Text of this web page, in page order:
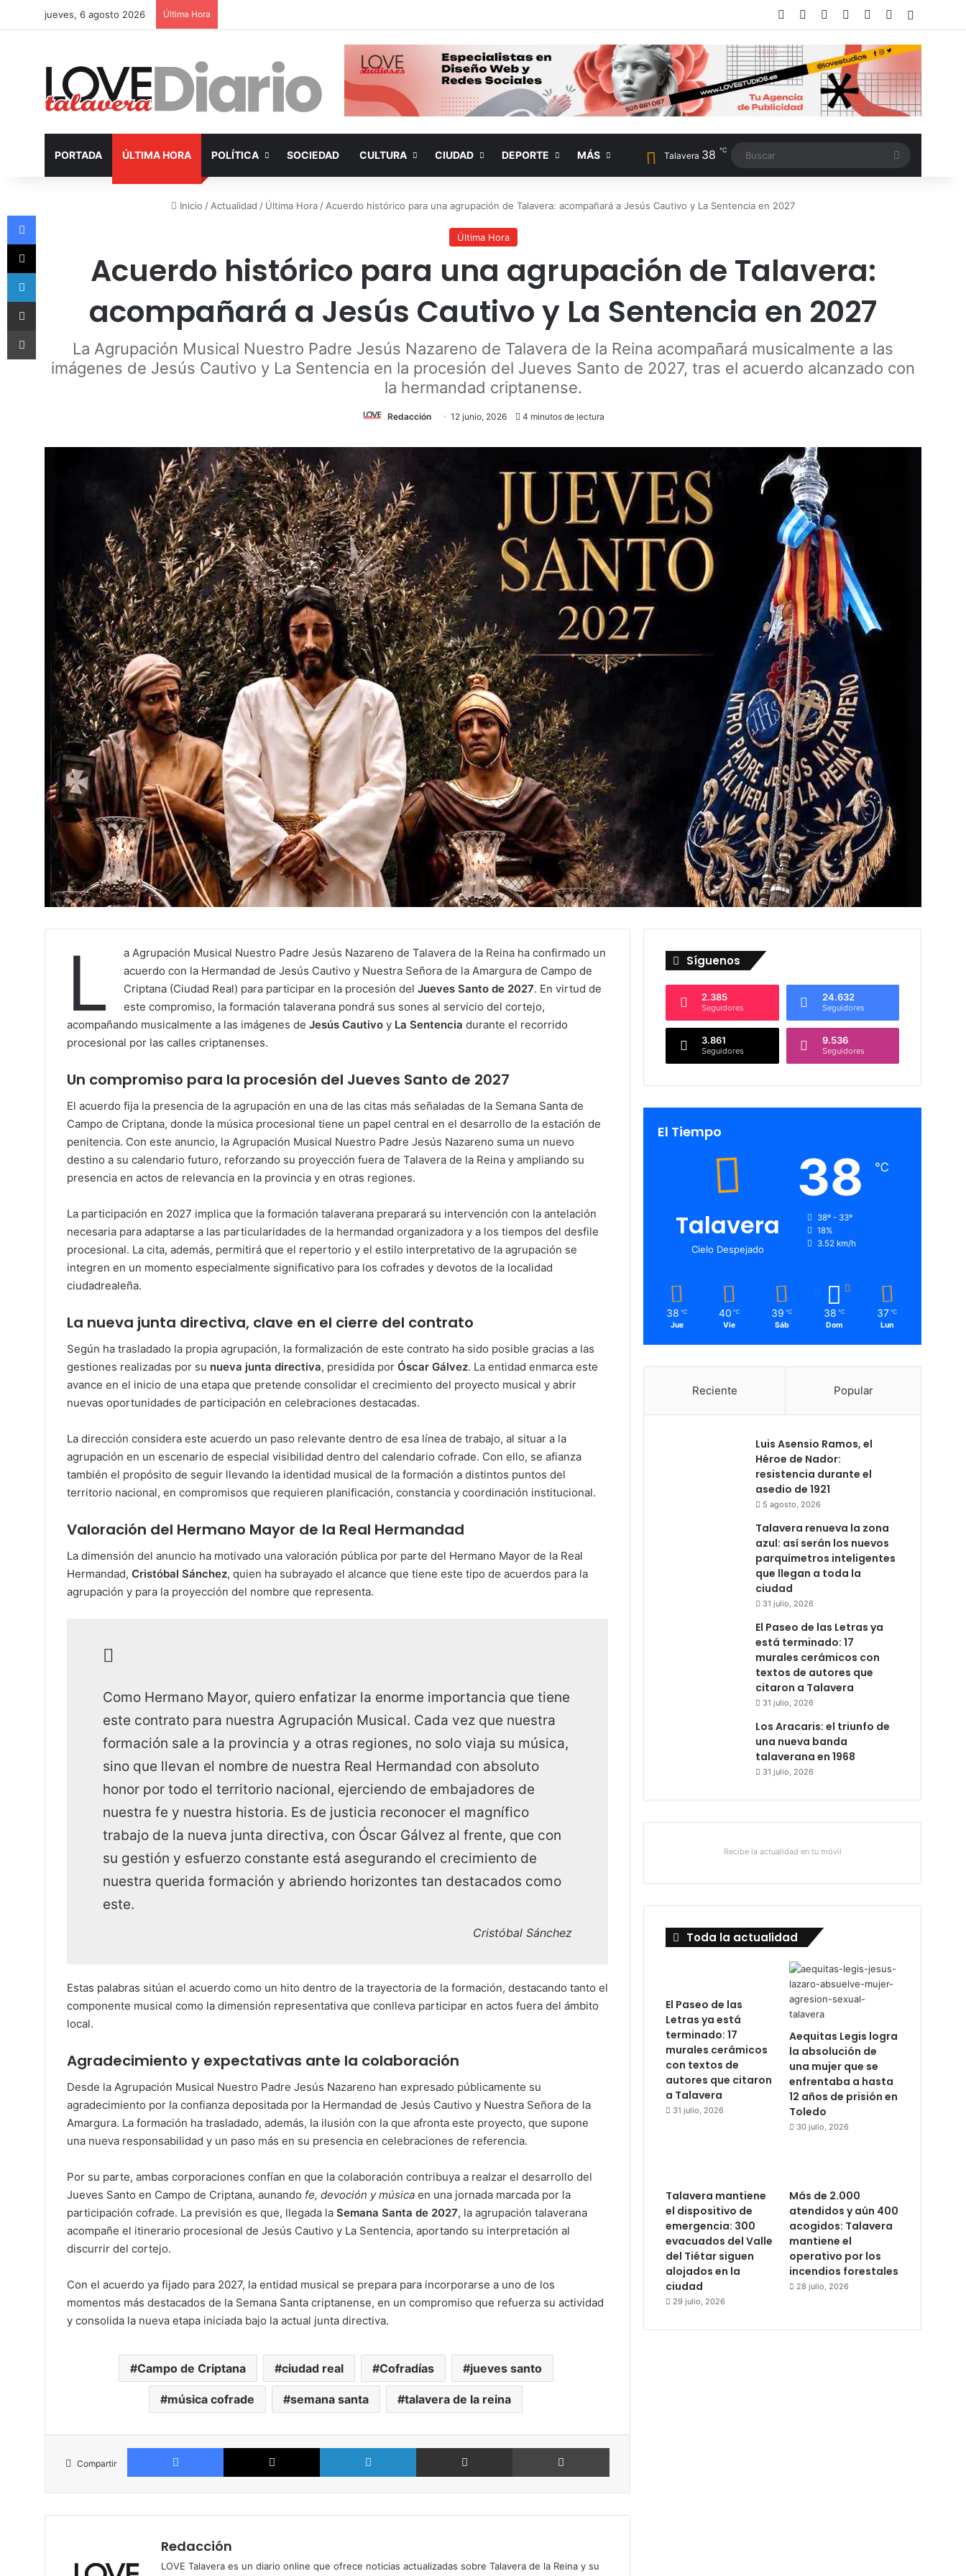
jueves, 6 agosto 2026 Última Hora Facebook LinkedInInstagram
TikTokRSS
PORTADA ÚLTIMA HORA POLÍTICA SOCIEDAD CULTURA CIUDAD DEPORTE MÁS Talavera 38 ℃
Inicio / Actualidad / Última Hora / Acuerdo histórico para una agrupación de Talavera: acompañará a Jesús Cautivo y La Sentencia en 2027
Última Hora
Acuerdo histórico para una agrupación de Talavera:
acompañará a Jesús Cautivo y La Sentencia en 2027
La Agrupación Musical Nuestro Padre Jesús Nazareno de Talavera de la Reina acompañará musicalmente a las
imágenes de Jesús Cautivo y La Sentencia en la procesión del Jueves Santo de 2027, tras el acuerdo alcanzado con
la hermandad criptanense.
Redacción 12 junio, 2026 4 minutos de lectura
L
a Agrupación Musical Nuestro Padre Jesús Nazareno de Talavera de la Reina ha confirmado un
acuerdo con la Hermandad de Jesús Cautivo y Nuestra Señora de la Amargura de Campo de
Criptana (Ciudad Real) para participar en la procesión del Jueves Santo de 2027. En virtud de
este compromiso, la formación talaverana pondrá sus sones al servicio del cortejo,
acompañando musicalmente a las imágenes de Jesús Cautivo y La Sentencia durante el recorrido
procesional por las calles criptanenses.
Un compromiso para la procesión del Jueves Santo de 2027
El acuerdo fija la presencia de la agrupación en una de las citas más señaladas de la Semana Santa de
Campo de Criptana, donde la música procesional tiene un papel central en el desarrollo de la estación de
penitencia. Con este anuncio, la Agrupación Musical Nuestro Padre Jesús Nazareno suma un nuevo
destino a su calendario futuro, reforzando su proyección fuera de Talavera de la Reina y ampliando su
presencia en actos de relevancia en la provincia y en otras regiones.
La participación en 2027 implica que la formación talaverana preparará su intervención con la antelación
necesaria para adaptarse a las particularidades de la hermandad organizadora y a los tiempos del desfile
procesional. La cita, además, permitirá que el repertorio y el estilo interpretativo de la agrupación se
integren en un momento especialmente significativo para los cofrades y devotos de la localidad
ciudadrealeña.
La nueva junta directiva, clave en el cierre del contrato
Según ha trasladado la propia agrupación, la formalización de este contrato ha sido posible gracias a las
gestiones realizadas por su nueva junta directiva, presidida por Óscar Gálvez. La entidad enmarca este
avance en el inicio de una etapa que pretende consolidar el crecimiento del proyecto musical y abrir
nuevas oportunidades de participación en celebraciones destacadas.
La dirección considera este acuerdo un paso relevante dentro de esa línea de trabajo, al situar a la
agrupación en un escenario de especial visibilidad dentro del calendario cofrade. Con ello, se afianza
también el propósito de seguir llevando la identidad musical de la formación a distintos puntos del
territorio nacional, en compromisos que requieren planificación, constancia y coordinación institucional.
Valoración del Hermano Mayor de la Real Hermandad
La dimensión del anuncio ha motivado una valoración pública por parte del Hermano Mayor de la Real
Hermandad, Cristóbal Sánchez, quien ha subrayado el alcance que tiene este tipo de acuerdos para la
agrupación y para la proyección del nombre que representa.
Como Hermano Mayor, quiero enfatizar la enorme importancia que tiene
este contrato para nuestra Agrupación Musical. Cada vez que nuestra
formación sale a la provincia y a otras regiones, no solo viaja su música,
sino que llevan el nombre de nuestra Real Hermandad con absoluto
honor por todo el territorio nacional, ejerciendo de embajadores de
nuestra fe y nuestra historia. Es de justicia reconocer el magnífico
trabajo de la nueva junta directiva, con Óscar Gálvez al frente, que con
su gestión y esfuerzo constante está asegurando el crecimiento de
nuestra querida formación y abriendo horizontes tan destacados como
este.
Cristóbal Sánchez
Estas palabras sitúan el acuerdo como un hito dentro de la trayectoria de la formación, destacando tanto el
componente musical como la dimensión representativa que conlleva participar en actos fuera del ámbito
local.
Agradecimiento y expectativas ante la colaboración
Desde la Agrupación Musical Nuestro Padre Jesús Nazareno han expresado públicamente su
agradecimiento por la confianza depositada por la Hermandad de Jesús Cautivo y Nuestra Señora de la
Amargura. La formación ha trasladado, además, la ilusión con la que afronta este proyecto, que supone
una nueva responsabilidad y un paso más en su presencia en celebraciones de referencia.
Por su parte, ambas corporaciones confían en que la colaboración contribuya a realzar el desarrollo del
Jueves Santo en Campo de Criptana, aunando fe, devoción y música en una jornada marcada por la
participación cofrade. La previsión es que, llegada la Semana Santa de 2027, la agrupación talaverana
acompañe el itinerario procesional de Jesús Cautivo y La Sentencia, aportando su interpretación al
discurrir del cortejo.
Con el acuerdo ya fijado para 2027, la entidad musical se prepara para incorporarse a uno de los
momentos más destacados de la Semana Santa criptanense, en un compromiso que refuerza su actividad
y consolida la nueva etapa iniciada bajo la actual junta directiva.
Campo de Criptana ciudad real Cofradías jueves santo
música cofrade semana santa talavera de la reina
Compartir
Facebook X LinkedIn Compartir por Email
Redacción
LOVE Talavera es un diario online que ofrece noticias actualizadas sobre Talavera de la Reina y su
Síguenos
2.385
Seguidores
24.632
Seguidores
3.861
Seguidores
9.536
Seguidores
El Tiempo
Talavera
Cielo Despejado
38 ℃
38º - 33º
18%
3.52 km/h
38 ℃
Jue
40 ℃
Vie
39 ℃
Sáb
38 ℃
Dom
37 ℃
Lun
Reciente Popular
Luis Asensio Ramos, el
Héroe de Nador:
resistencia durante el
asedio de 1921
5 agosto, 2026
Talavera renueva la zona
azul: así serán los nuevos
parquímetros inteligentes
que llegan a toda la
ciudad
31 julio, 2026
El Paseo de las Letras ya
está terminado: 17
murales cerámicos con
textos de autores que
citaron a Talavera
31 julio, 2026
Los Aracaris: el triunfo de
una nueva banda
talaverana en 1968
31 julio, 2026
Recibe la actualidad en tu móvil
Toda la actualidad
El Paseo de las
Letras ya está
terminado: 17
murales cerámicos
con textos de
autores que citaron
a Talavera
31 julio, 2026
Aequitas Legis logra
la absolución de
una mujer que se
enfrentaba a hasta
12 años de prisión en
Toledo
30 julio, 2026
Talavera mantiene
el dispositivo de
emergencia: 300
evacuados del Valle
del Tiétar siguen
alojados en la
ciudad
29 julio, 2026
Más de 2.000
atendidos y aún 400
acogidos: Talavera
mantiene el
operativo por los
incendios forestales
28 julio, 2026